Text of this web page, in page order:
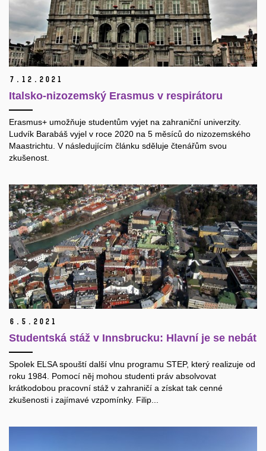
7. 12. 2021
Italsko-nizozemský Erasmus v respirátoru
Erasmus+ umožňuje studentům vyjet na zahraniční univerzity.
Ludvík Barabáš vyjel v roce 2020 na 5 měsíců do nizozemského
Maastrichtu. V následujícím článku sděluje čtenářům svou
zkušenost.
6. 5. 2021
Studentská stáž v Innsbrucku: Hlavní je se nebát
Spolek ELSA spouští další vlnu programu STEP, který realizuje od
roku 1984. Pomocí něj mohou studenti práv absolvovat
krátkodobou pracovní stáž v zahraničí a získat tak cenné
zkušenosti i zajímavé vzpomínky. Filip...